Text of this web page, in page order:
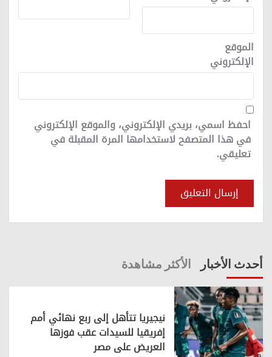
الموقع
الإلكتروني
احفظ اسمي، بريدي الإلكتروني، والموقع الإلكتروني
في هذا المتصفح لاستخدامها المرة المقبلة في
تعليقي.
أحدث الأخبار الأكثر مشاهدة
نيجيريا تتأهل إلى ربع نهائي أمم
إفريقيا للسيدات عقب فوزها
العريض على مصر